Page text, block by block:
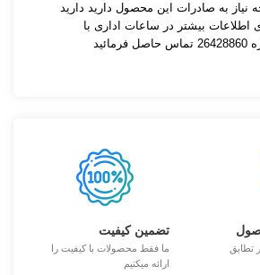
نیاز به صادرات این محصول دارید دارید
اطلاعات بیشتر در ساعات اداری با
تطابق
تضمین کیفیت
ما فقط محصولات با کیفیت را
ارائه میکنیم